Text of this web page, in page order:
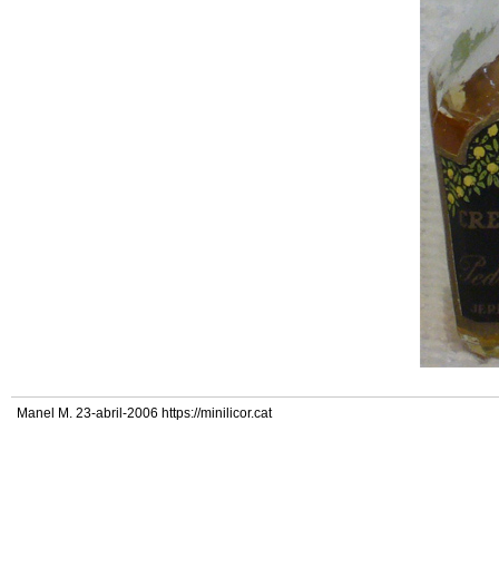
Manel M. 23-abril-2006 https://minilicor.cat